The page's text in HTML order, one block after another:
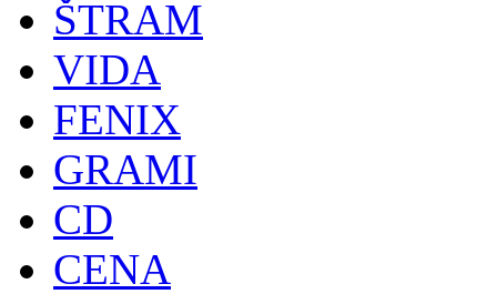
ŠTRAM
VIDA
FENIX
GRAMI
CD
CENA